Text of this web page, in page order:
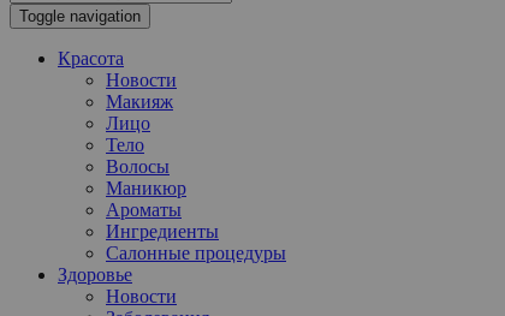
Toggle navigation
Красота
Новости
Макияж
Лицо
Тело
Волосы
Маникюр
Ароматы
Ингредиенты
Салонные процедуры
Здоровье
Новости